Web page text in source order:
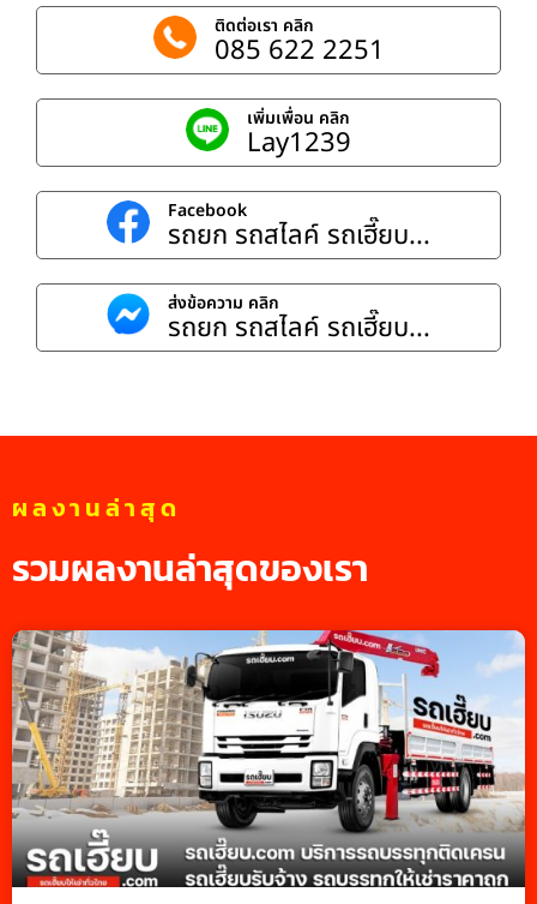
ติดต่อเรา คลิก
085 622 2251
เพิ่มเพื่อน คลิก
Lay1239
Facebook
รถยก รถสไลค์ รถเฮี๊ยบ...
ส่งข้อความ คลิก
รถยก รถสไลค์ รถเฮี๊ยบ...
ผลงานล่าสุด
รวมผลงานล่าสุดของเรา